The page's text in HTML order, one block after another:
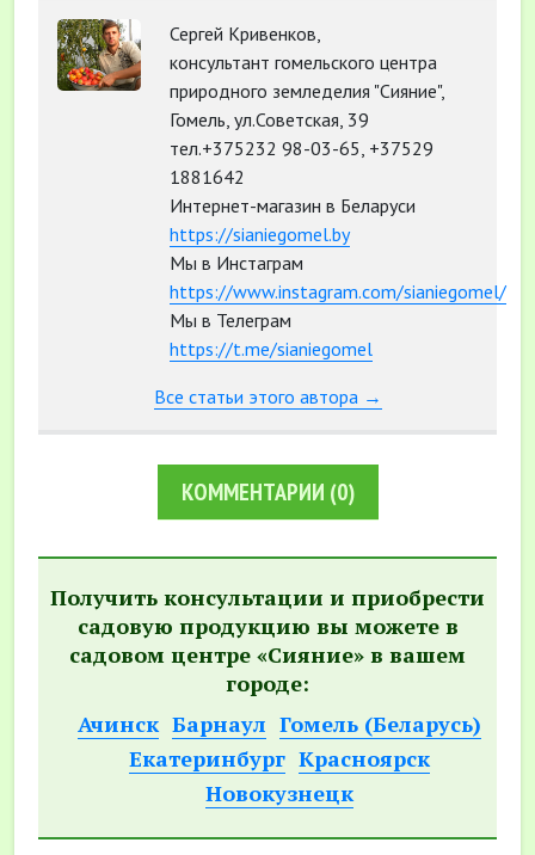
Сергей Кривенков,
консультант гомельского центра
природного земледелия "Сияние",
Гомель, ул.Советская, 39
тел.+375232 98-03-65, +37529
1881642
Интернет-магазин в Беларуси
https://sianiegomel.by
Мы в Инстаграм
https://www.instagram.com/sianiegomel/
Мы в Телеграм
https://t.me/sianiegomel
Все статьи этого автора →
КОММЕНТАРИИ (0)
Получить консультации и приобрести
садовую продукцию вы можете в
садовом центре «Сияние» в вашем
городе:
Ачинск Барнаул Гомель (Беларусь)
Екатеринбург Красноярск
Новокузнецк